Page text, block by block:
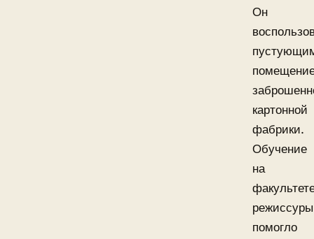
Он
картонной
фабрики.
Обучение
на
режиссуры
помогло